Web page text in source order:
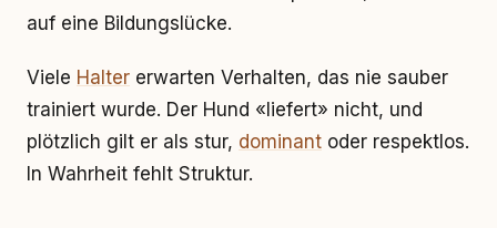
auf eine Bildungslücke.
Viele Halter erwarten Verhalten, das nie sauber
trainiert wurde. Der Hund «liefert» nicht, und
plötzlich gilt er als stur, dominant oder respektlos.
In Wahrheit fehlt Struktur.